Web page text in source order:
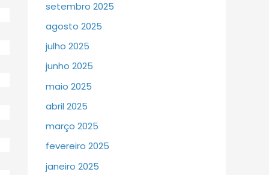
setembro 2025
agosto 2025
julho 2025
junho 2025
maio 2025
abril 2025
março 2025
fevereiro 2025
janeiro 2025